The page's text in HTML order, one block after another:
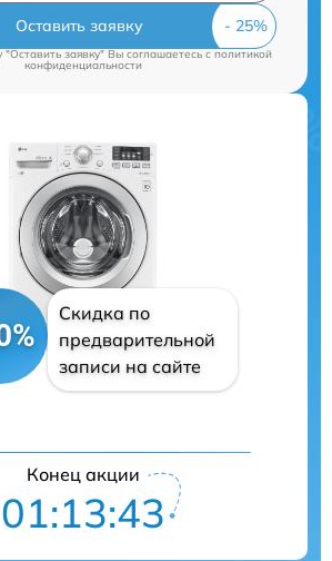
Оставить заявку
заявку" Вы соглашаетесь c политикой
конфиденциальности
Скидка по
предварительной
записи на сайте
Конец акции
01:13:41